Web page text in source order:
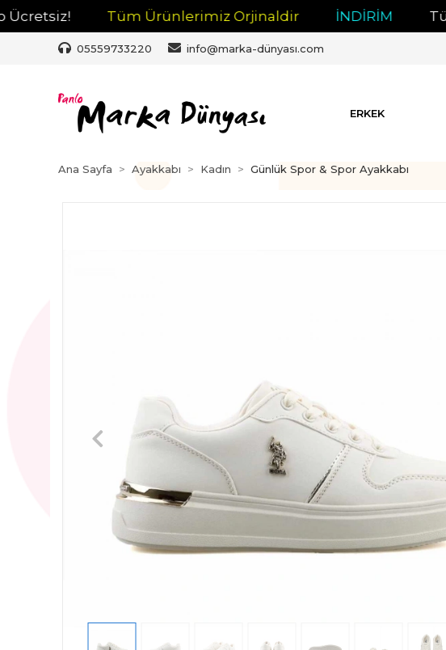
Tüm Ürünlerimiz Orjinaldir İNDİRİM Tüm
05559733220 info@marka-dünyası.com
ERKEK
Ana Sayfa Ayakkabı Kadın Günlük Spor & Spor Ayakkabı